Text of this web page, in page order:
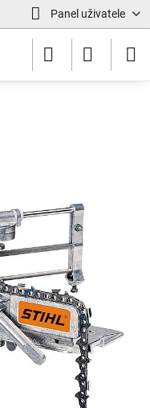
Panel uživatele